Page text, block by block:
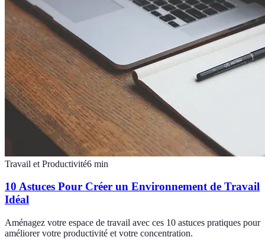
Travail et Productivité6 min
10 Astuces Pour Créer un Environnement de Travail
Idéal
Aménagez votre espace de travail avec ces 10 astuces pratiques pour
améliorer votre productivité et votre concentration.